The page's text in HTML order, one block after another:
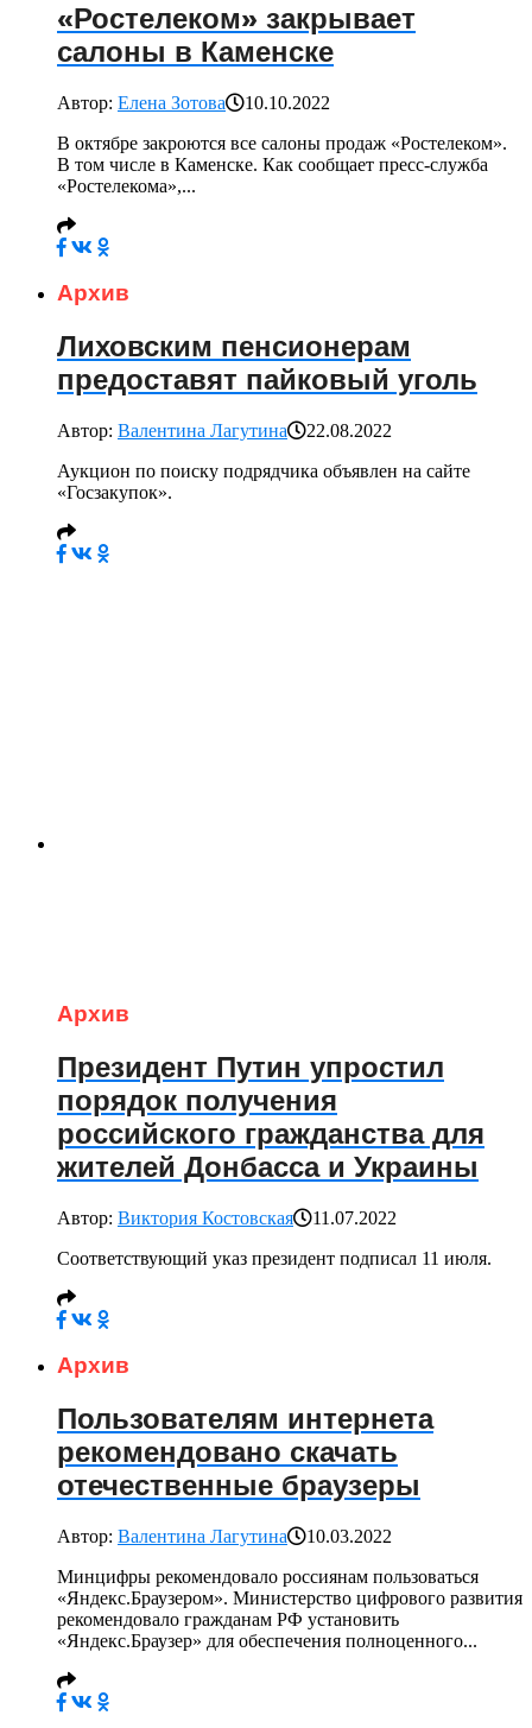
«Ростелеком» закрывает
салоны в Каменске
Автор: Елена Зотова
10.10.2022
В октябре закроются все салоны продаж «Ростелеком».
В том числе в Каменске. Как сообщает пресс-служба
«Ростелекома»,...
Архив
Лиховским пенсионерам
предоставят пайковый уголь
Автор: Валентина Лагутина
22.08.2022
Аукцион по поиску подрядчика объявлен на сайте
«Госзакупок».
Архив
Президент Путин упростил
порядок получения
российского гражданства для
жителей Донбасса и Украины
Автор: Виктория Костовская
11.07.2022
Соответствующий указ президент подписал 11 июля.
Архив
Пользователям интернета
рекомендовано скачать
отечественные браузеры
Автор: Валентина Лагутина
10.03.2022
Минцифры рекомендовало россиянам пользоваться
«Яндекс.Браузером». Министерство цифрового развития
рекомендовало гражданам РФ установить
«Яндекс.Браузер» для обеспечения полноценного...